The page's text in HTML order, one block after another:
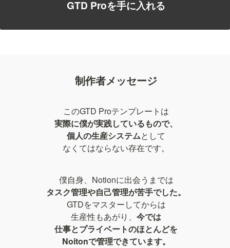
GTD Proを手に入れる
制作者メッセージ
実際に僕が実践しているもので、
個人の生産システムとして
なくてはならない存在です。
GTDをマスターしてからは
生産性もあがり、 今では
仕事とプライベートのほとんどを
Noitonで管理できています。